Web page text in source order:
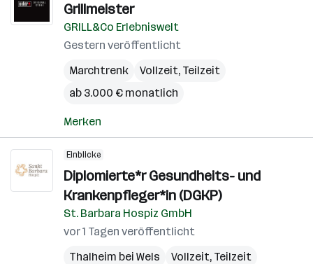
Grillmeister
GRILL&Co Erlebniswelt
Gestern veröffentlicht
Marchtrenk
Vollzeit, Teilzeit
ab 3.000 € monatlich
Merken
Einblicke
Diplomierte*r Gesundheits- und
Krankenpfleger*in (DGKP)
St. Barbara Hospiz GmbH
vor 1 Tagen veröffentlicht
Thalheim bei Wels
Vollzeit, Teilzeit